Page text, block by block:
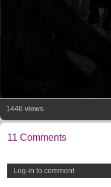
1446 views
11 Comments
Log-in to comment